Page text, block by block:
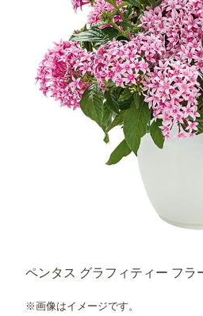
ペンタス グラフィティー フラ
※画像はイメージです。